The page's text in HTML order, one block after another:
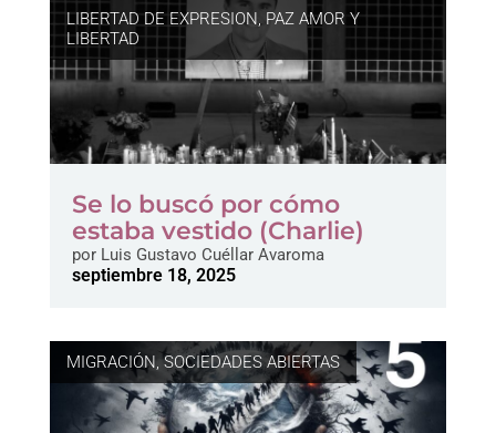
LIBERTAD DE EXPRESION, PAZ AMOR Y
LIBERTAD
Se lo buscó por cómo
estaba vestido (Charlie)
porLuis Gustavo Cuéllar Avaroma
septiembre 18, 2025
MIGRACIÓN,SOCIEDADES ABIERTAS